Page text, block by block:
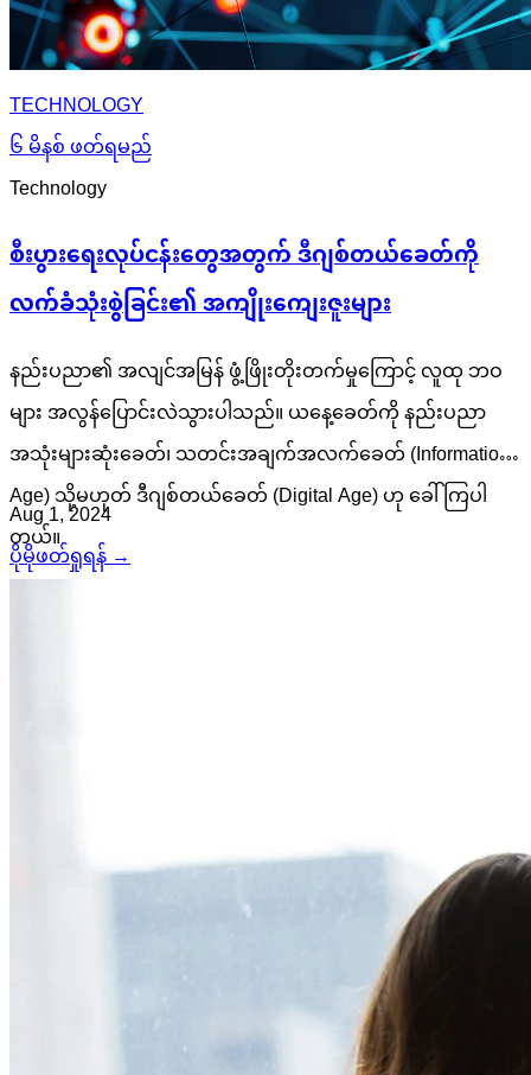
TECHNOLOGY
၆ မိနစ် ဖတ်ရမည်
Technology
စီးပွားရေးလုပ်ငန်းတွေအတွက် ဒီဂျစ်တယ်ခေတ်ကို
လက်ခံသုံးစွဲခြင်း၏ အကျိုးကျေးဇူးများ
နည်းပညာ၏ အလျင်အမြန် ဖွံ့ဖြိုးတိုးတက်မှုကြောင့် လူထု ဘဝ
များ အလွန်ပြောင်းလဲသွားပါသည်။ ယနေ့ခေတ်ကို နည်းပညာ
အသုံးများဆုံးခေတ်၊ သတင်းအချက်အလက်ခေတ် (Information
Age) သို့မဟုတ် ဒီဂျစ်တယ်ခေတ် (Digital Age) ဟု ခေါ်ကြပါ
တယ်။
Aug 1, 2024
ပိုမိုဖတ်ရှုရန် →